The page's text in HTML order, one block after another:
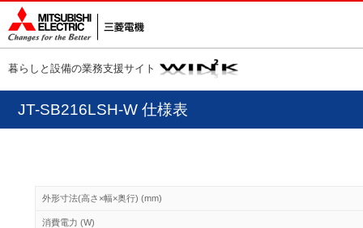
暮らしと設備の業務支援サイト
JT-SB216LSH-W 仕様表
外形寸法(高さ×幅×奥行) (mm)
消費電力 (W)